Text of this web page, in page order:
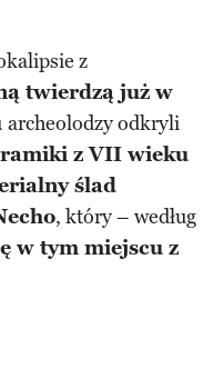
z
twierdzą już w
archeolodzy odkryli
z VII wieku
ślad
, który – według
w tym miejscu z